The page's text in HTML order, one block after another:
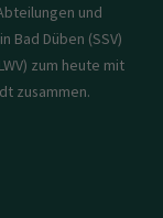
und
Bad Düben (SSV)
zum heute mit
zusammen.